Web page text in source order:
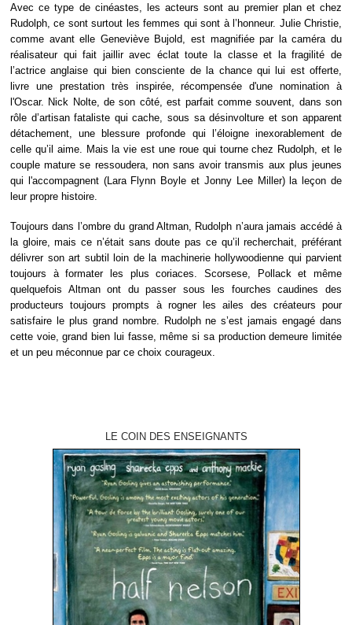
Avec ce type de cinéastes, les acteurs sont au premier plan et chez
Rudolph, ce sont surtout les femmes qui sont à l’honneur. Julie Christie,
comme avant elle Geneviève Bujold, est magnifiée par la caméra du
réalisateur qui fait jaillir avec éclat toute la classe et la fragilité de
l’actrice anglaise qui bien consciente de la chance qui lui est offerte,
livre une prestation très inspirée, récompensée d'une nomination à
l'Oscar. Nick Nolte, de son côté, est parfait comme souvent, dans son
rôle d’artisan fataliste qui cache, sous sa désinvolture et son apparent
détachement, une blessure profonde qui l’éloigne inexorablement de
celle qu’il aime. Mais la vie est une roue qui tourne chez Rudolph, et le
couple mature se ressoudera, non sans avoir transmis aux plus jeunes
qui l'accompagnent (Lara Flynn Boyle et Jonny Lee Miller) la leçon de
leur propre histoire.
Toujours dans l’ombre du grand Altman, Rudolph n’aura jamais accédé à
la gloire, mais ce n’était sans doute pas ce qu’il recherchait, préférant
délivrer son art subtil loin de la machinerie hollywoodienne qui parvient
toujours à formater les plus coriaces. Scorsese, Pollack et même
quelquefois Altman ont du passer sous les fourches caudines des
producteurs toujours prompts à rogner les ailes des créateurs pour
satisfaire le plus grand nombre. Rudolph ne s’est jamais engagé dans
cette voie, grand bien lui fasse, même si sa production demeure limitée
et un peu méconnue par ce choix courageux.
LE COIN DES ENSEIGNANTS